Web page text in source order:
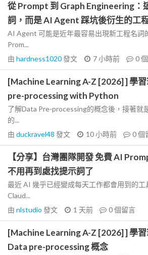
從 Prompt 到 Graph Engineering：
詞，而是 AI Agent 踩坑後衍生的工
AI Agent 可能是近年最容易出現新工程名詞
Prom...
由 hardness1020發文 7 小時前 0
[Machine Learning A-Z [2026] ] 學
pre-processing with Python
了解Data Pre-processing的概念後，接著就
的...
由 duckravel48 發文 10 小時前 0個
【分享】台灣團隊開發 免費 AI
不用再到處找提示詞了
最近 AI 幾乎已經變成每天工作都會用到的工
Claud...
由 nlstudio 發文 1 天前 0個留言
[Machine Learning A-Z [2026] ] 學習
Data pre-processing 概念